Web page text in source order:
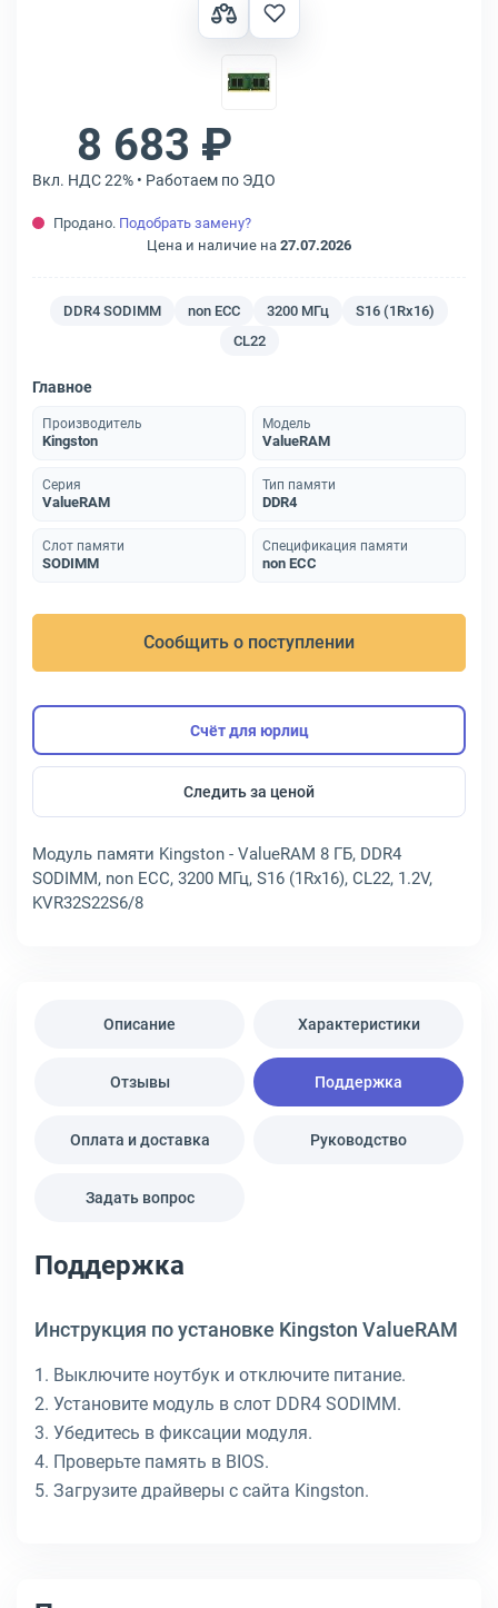
8 683 ₽
Вкл. НДС 22% • Работаем по ЭДО
Продано. Подобрать замену?
Цена и наличие на 27.07.2026
DDR4 SODIMM non ECC 3200 МГц
S16 (1Rx16)
CL22
Главное
Производитель
Kingston
Модель
ValueRAM
Серия
ValueRAM
Тип памяти
DDR4
Слот памяти
SODIMM
Спецификация памяти
non ECC
Сообщить о поступлении
Счёт для юрлиц
Следить за ценой
Модуль памяти Kingston - ValueRAM 8 ГБ, DDR4
SODIMM, non ECC, 3200 МГц, S16 (1Rx16), CL22, 1.2V,
KVR32S22S6/8
Описание Характеристики
Отзывы Поддержка
Оплата и доставка Руководство
Задать вопрос
Поддержка
Инструкция по установке Kingston ValueRAM
1. Выключите ноутбук и отключите питание.
2. Установите модуль в слот DDR4 SODIMM.
3. Убедитесь в фиксации модуля.
4. Проверьте память в BIOS.
5. Загрузите драйверы с сайта Kingston.